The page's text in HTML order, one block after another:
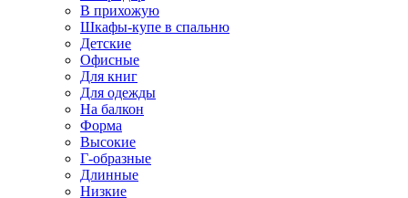
В прихожую
Шкафы-купе в спальню
Детские
Офисные
Для книг
Для одежды
На балкон
Форма
Высокие
Г-образные
Длинные
Низкие